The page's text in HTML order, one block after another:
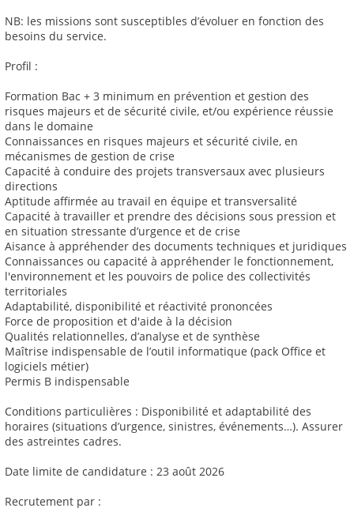
NB: les missions sont susceptibles d’évoluer en fonction des
besoins du service.
Profil :
Formation Bac + 3 minimum en prévention et gestion des
risques majeurs et de sécurité civile, et/ou expérience réussie
dans le domaine
Connaissances en risques majeurs et sécurité civile, en
mécanismes de gestion de crise
Capacité à conduire des projets transversaux avec plusieurs
directions
Aptitude affirmée au travail en équipe et transversalité
Capacité à travailler et prendre des décisions sous pression et
en situation stressante d’urgence et de crise
Aisance à appréhender des documents techniques et juridiques
Connaissances ou capacité à appréhender le fonctionnement,
l'environnement et les pouvoirs de police des collectivités
territoriales
Adaptabilité, disponibilité et réactivité prononcées
Force de proposition et d'aide à la décision
Qualités relationnelles, d’analyse et de synthèse
Maîtrise indispensable de l’outil informatique (pack Office et
logiciels métier)
Permis B indispensable
Conditions particulières : Disponibilité et adaptabilité des
horaires (situations d’urgence, sinistres, événements…). Assurer
des astreintes cadres.
Date limite de candidature : 23 août 2026
Recrutement par :